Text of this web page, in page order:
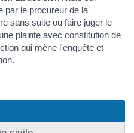
par le procureur de la
sans suite ou faire juger le
plainte avec constitution de
qui mène l'enquête et